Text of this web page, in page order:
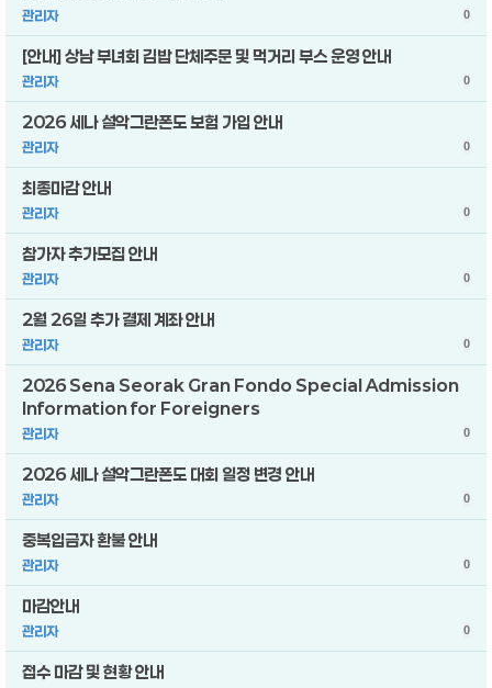
관리자 0
[안내] 상남 부녀회 김밥 단체주문 및 먹거리 부스 운영 안내
관리자 0
2026 세나 설악그란폰도 보험 가입 안내
관리자 0
최종마감 안내
관리자 0
참가자 추가모집 안내
관리자 0
2월 26일 추가 결제 계좌 안내
관리자 0
2026 Sena Seorak Gran Fondo Special Admission
Information for Foreigners
관리자 0
2026 세나 설악그란폰도 대회 일정 변경 안내
관리자 0
중복입금자 환불 안내
관리자 0
마감안내
관리자 0
접수 마감 및 현황 안내